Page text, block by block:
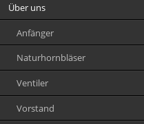
Über uns
Anfänger
Naturhornbläser
Ventiler
Vorstand